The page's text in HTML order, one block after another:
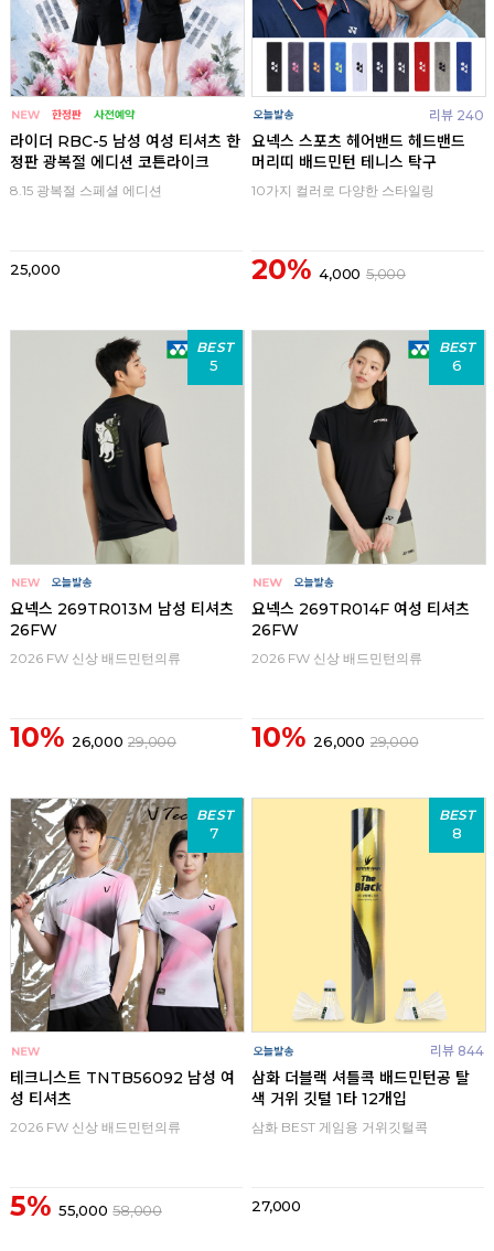
라이더 RBC-5 남성 여성 티셔츠 한
정판 광복절 에디션 코튼라이크
8.15 광복절 스페셜 에디션
25,000
리뷰 240
요넥스 스포츠 헤어밴드 헤드밴드
머리띠 배드민턴 테니스 탁구
10가지 컬러로 다양한 스타일링
20% 4,000 5,000
BEST
5
요넥스 269TR013M 남성 티셔츠
26FW
2026 FW 신상 배드민턴의류
10% 26,000 29,000
BEST
6
요넥스 269TR014F 여성 티셔츠
26FW
2026 FW 신상 배드민턴의류
10% 26,000 29,000
BEST
7
테크니스트 TNTB56092 남성 여
성 티셔츠
2026 FW 신상 배드민턴의류
5% 55,000 58,000
BEST
8
리뷰 844
삼화 더블랙 셔틀콕 배드민턴공 탈
색 거위 깃털 1타 12개입
삼화 BEST 게임용 거위깃털콕
27,000